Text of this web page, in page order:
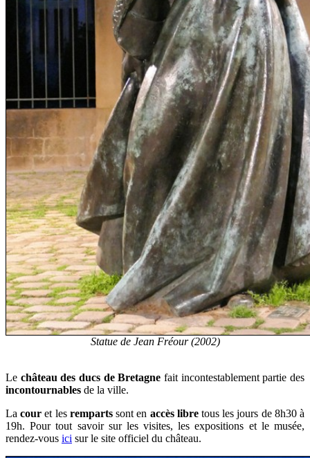
Statue de Jean Fréour (2002)
Le château des ducs de Bretagne fait incontestablement partie des
incontournables de la ville.
Lacour et les rempartssont en accès libretous les jours de 8h30 à
19h. Pour tout savoir sur les visites, les expositions et le musée,
rendez-vous ici sur le site officiel du château.